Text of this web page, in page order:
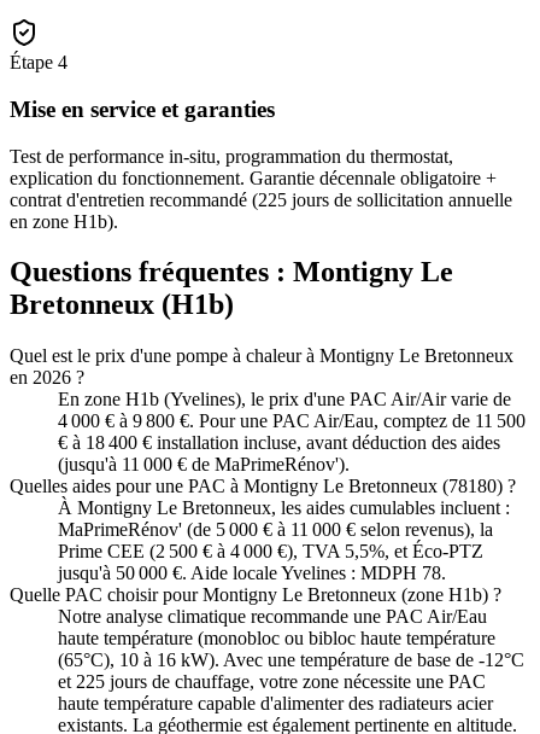
Étape 4
Mise en service et garanties
Test de performance in-situ, programmation du thermostat,
explication du fonctionnement. Garantie décennale obligatoire +
contrat d'entretien recommandé (225 jours de sollicitation annuelle
en zone H1b).
Questions fréquentes : Montigny Le
Bretonneux (H1b)
Quel est le prix d'une pompe à chaleur à Montigny Le Bretonneux
en 2026 ?
En zone H1b (Yvelines), le prix d'une PAC Air/Air varie de
4 000 € à 9 800 €. Pour une PAC Air/Eau, comptez de 11 500
€ à 18 400 € installation incluse, avant déduction des aides
(jusqu'à 11 000 € de MaPrimeRénov').
Quelles aides pour une PAC à Montigny Le Bretonneux (78180) ?
À Montigny Le Bretonneux, les aides cumulables incluent :
MaPrimeRénov' (de 5 000 € à 11 000 € selon revenus), la
Prime CEE (2 500 € à 4 000 €), TVA 5,5%, et Éco-PTZ
jusqu'à 50 000 €. Aide locale Yvelines : MDPH 78.
Quelle PAC choisir pour Montigny Le Bretonneux (zone H1b) ?
Notre analyse climatique recommande une PAC Air/Eau
haute température (monobloc ou bibloc haute température
(65°C), 10 à 16 kW). Avec une température de base de -12°C
et 225 jours de chauffage, votre zone nécessite une PAC
haute température capable d'alimenter des radiateurs acier
existants. La géothermie est également pertinente en altitude.